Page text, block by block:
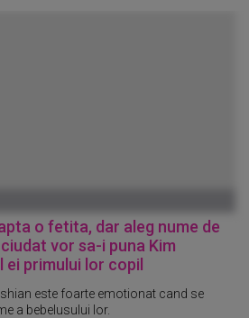
o fetita, dar aleg nume de
vor sa-i puna Kim
ei primului lor copil
este foarte emotionat cand se
a bebelusului lor.